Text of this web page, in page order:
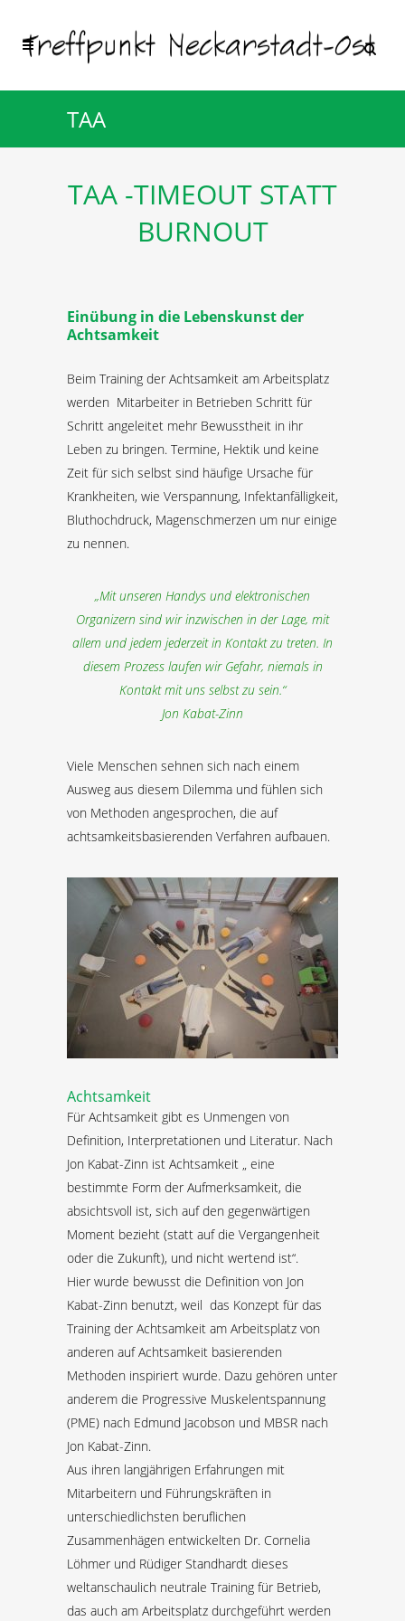
TAA
TAA -TIMEOUT STATT
BURNOUT
Einübung in die Lebenskunst der
Achtsamkeit
Beim Training der Achtsamkeit am Arbeitsplatz
werden Mitarbeiter in Betrieben Schritt für
Schritt angeleitet mehr Bewusstheit in ihr
Leben zu bringen. Termine, Hektik und keine
Zeit für sich selbst sind häufige Ursache für
Krankheiten, wie Verspannung, Infektanfälligkeit,
Bluthochdruck, Magenschmerzen um nur einige
zu nennen.
„Mit unseren Handys und elektronischen
Organizern sind wir inzwischen in der Lage, mit
allem und jedem jederzeit in Kontakt zu treten. In
diesem Prozess laufen wir Gefahr, niemals in
Kontakt mit uns selbst zu sein.“
Jon Kabat-Zinn
Viele Menschen sehnen sich nach einem
Ausweg aus diesem Dilemma und fühlen sich
von Methoden angesprochen, die auf
achtsamkeitsbasierenden Verfahren aufbauen.
Achtsamkeit
Für Achtsamkeit gibt es Unmengen von
Definition, Interpretationen und Literatur. Nach
Jon Kabat-Zinn ist Achtsamkeit „ eine
bestimmte Form der Aufmerksamkeit, die
absichtsvoll ist, sich auf den gegenwärtigen
Moment bezieht (statt auf die Vergangenheit
oder die Zukunft), und nicht wertend ist“.
Hier wurde bewusst die Definition von Jon
Kabat-Zinn benutzt, weil das Konzept für das
Training der Achtsamkeit am Arbeitsplatz von
anderen auf Achtsamkeit basierenden
Methoden inspiriert wurde. Dazu gehören unter
anderem die Progressive Muskelentspannung
(PME) nach Edmund Jacobson und MBSR nach
Jon Kabat-Zinn.
Aus ihren langjährigen Erfahrungen mit
Mitarbeitern und Führungskräften in
unterschiedlichsten beruflichen
Zusammenhägen entwickelten Dr. Cornelia
Löhmer und Rüdiger Standhardt dieses
weltanschaulich neutrale Training für Betrieb,
das auch am Arbeitsplatz durchgeführt werden